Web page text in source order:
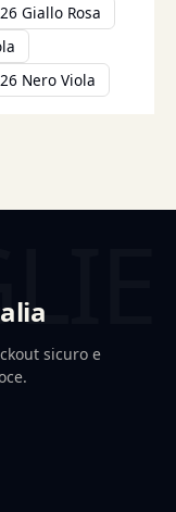
Giallo Rosa
Nero Viola
sicuro e